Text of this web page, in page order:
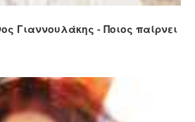
Γιαννουλάκης - Ποιος παίρνει